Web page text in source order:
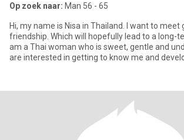
Op zoek naar: Man 56 - 65
Hi, my name is Nisa in Thailand. I want to
friendship. Which will hopefully lead to a long-term commitment. I
am a Thai woman who is sweet, gentle and
are interested in getting to know me and